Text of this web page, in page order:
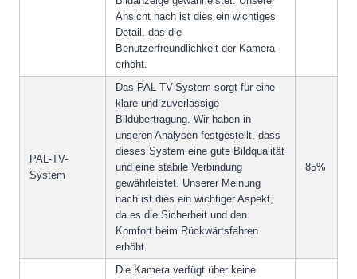
Ansicht nach ist dies ein wichtiges
Detail, das die
Benutzerfreundlichkeit der Kamera
erhöht.
PAL-TV-
System
Das PAL-TV-System sorgt für eine
klare und zuverlässige
Bildübertragung. Wir haben in
unseren Analysen festgestellt, dass
dieses System eine gute Bildqualität
und eine stabile Verbindung
gewährleistet. Unserer Meinung
nach ist dies ein wichtiger Aspekt,
da es die Sicherheit und den
Komfort beim Rückwärtsfahren
erhöht.
85%
Die Kamera verfügt über keine